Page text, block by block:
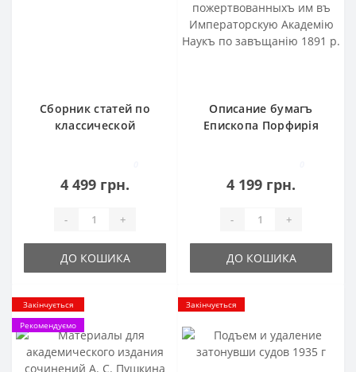
Сборник статей по
классической
4 499 грн.
- +
ДО КОШИКА
Описание бумагъ
Епископа Порфирія
Академію Наукъ по
4 199 грн.
- +
ДО КОШИКА
Закінчується
Рекомендуємо
Закінчується